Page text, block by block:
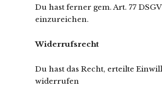
Du hast ferner gem. Art. 77
einzureichen.
Widerrufsrecht
Du hast das Recht, erteilte
widerrufen